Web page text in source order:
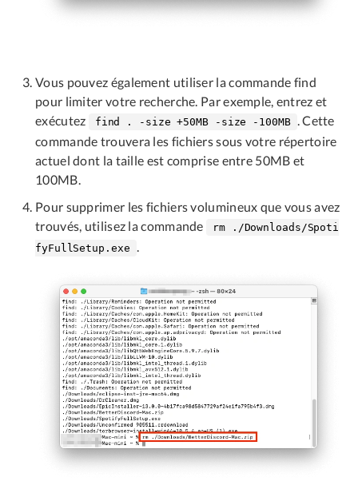
Vous pouvez également utiliser la commande find
pour limiter votre recherche. Par exemple, entrez et
exécutez
find . -size +50MB -size -100MB
. Cette
commande trouvera les fichiers sous votre répertoire
actuel dont la taille est comprise entre 50MB et
100MB.
Pour supprimer les fichiers volumineux que vous avez
trouvés, utilisez la commande
rm ./Downloads/Spoti
fyFullSetup.exe
.